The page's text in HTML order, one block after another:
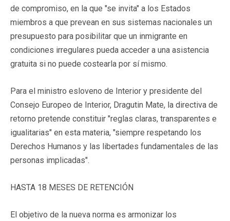
de compromiso, en la que "se invita" a los Estados
miembros a que prevean en sus sistemas nacionales un
presupuesto para posibilitar que un inmigrante en
condiciones irregulares pueda acceder a una asistencia
gratuita si no puede costearla por sí mismo.
Para el ministro esloveno de Interior y presidente del
Consejo Europeo de Interior, Dragutin Mate, la directiva de
retorno pretende constituir "reglas claras, transparentes e
igualitarias" en esta materia, "siempre respetando los
Derechos Humanos y las libertades fundamentales de las
personas implicadas".
HASTA 18 MESES DE RETENCIÓN
El objetivo de la nueva norma es armonizar los